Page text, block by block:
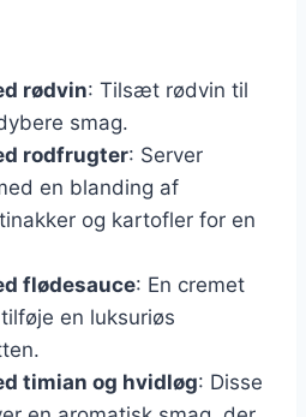
rødvin: Tilsæt rødvin til
smag.
rodfrugter: Server
en blanding af
og kartofler for en
flødesauce: En cremet
en luksuriøs
timian og hvidløg: Disse